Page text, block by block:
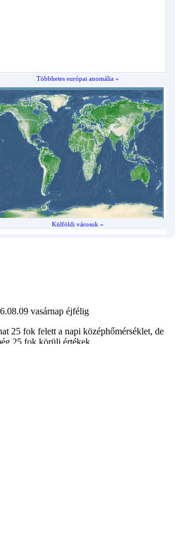
Többhetes európai anomália »
Külföldi városok »